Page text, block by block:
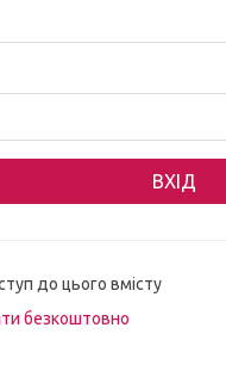
до цього вмісту
безкоштовно